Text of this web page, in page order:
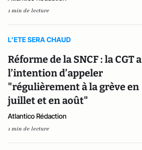
1 min de lecture
L’ETE SERA CHAUD
Réforme de la SNCF : la CGT a
l’intention d’appeler
"régulièrement à la grève en
juillet et en août"
Atlantico Rédaction
1 min de lecture